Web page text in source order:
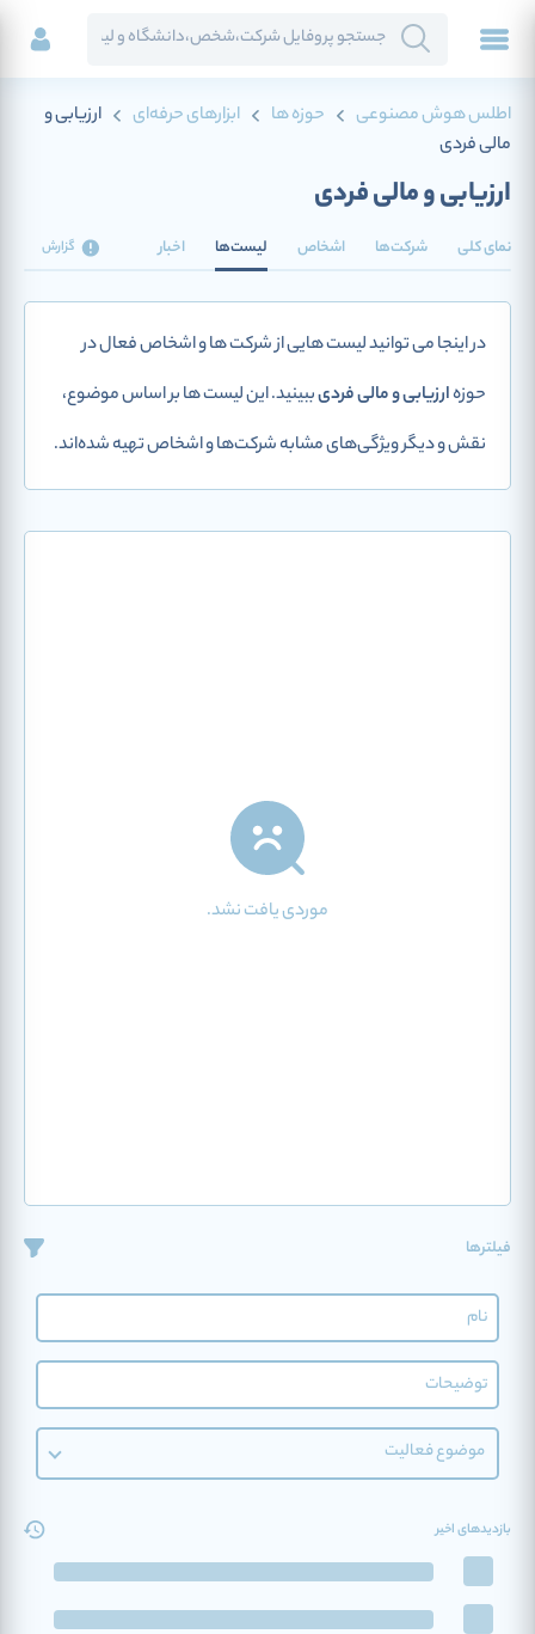
اطلس هوش مصنوعی حوزه ها ابزارهای حرفه‌ای
ارزیابی و
مالی فردی
ارزیابی و مالی فردی
نمای کلی شرکت‌ها اشخاص لیست‌ها اخبار گزارش
در اینجا می توانید لیست هایی از شرکت ها و اشخاص فعال در
حوزهارزیابی و مالی فردیببینید. این لیست ها بر اساس موضوع،
نقش و دیگر ویژگی‌های مشابه شرکت‌ها و اشخاص تهیه شده‌اند.
موردی یافت نشد.
فیلترها
موضوع فعالیت
بازدیدهای اخیر